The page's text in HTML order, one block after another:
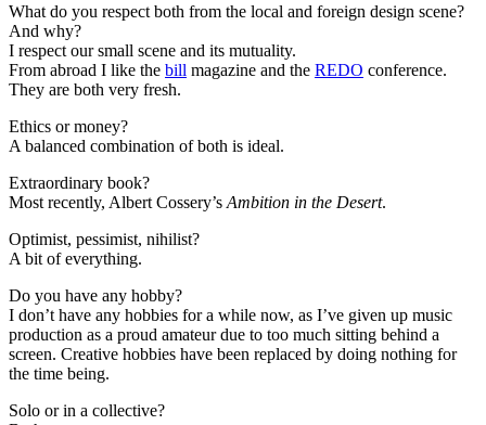
What do you respect both from the local and foreign design scene?
And why?
I respect our small scene and its mutuality.
From abroad I like the bill magazine and the REDO conference.
They are both very fresh.
Ethics or money?
A balanced combination of both is ideal.
Extraordinary book?
Most recently, Albert Cossery’s Ambition in the Desert.
Optimist, pessimist, nihilist?
A bit of everything.
Do you have any hobby?
I don’t have any hobbies for a while now, as I’ve given up music
production as a proud amateur due to too much sitting behind a
screen. Creative hobbies have been replaced by doing nothing for
the time being.
Solo or in a collective?